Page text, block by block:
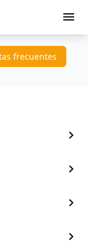
menu
frecuentes
chevron_right
chevron_right
chevron_right
chevron_right